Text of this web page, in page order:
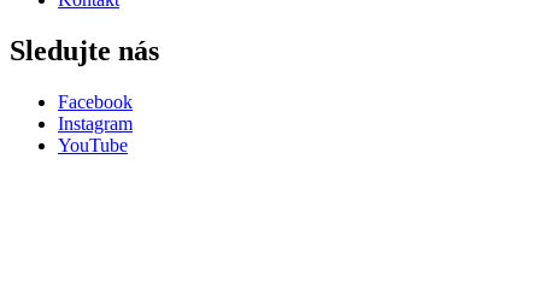
Sledujte nás
Facebook
Instagram
YouTube